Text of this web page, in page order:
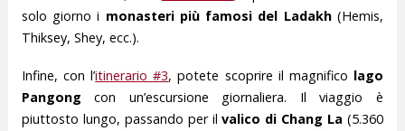
solo giorno i monasteri più famosi del Ladakh(Hemis,
Thiksey, Shey, ecc.).
Infine, con l’itinerario #3, potete scoprire il magnifico lago
Pangong con un’escursione giornaliera. Il viaggio è
piuttosto lungo, passando per ilvalico di Chang La (5.360